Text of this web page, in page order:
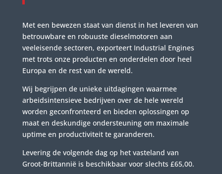
Met een bewezen staat van dienst in het leveren van
betrouwbare en robuuste dieselmotoren aan
veeleisende sectoren, exporteert Industrial Engines
met trots onze producten en onderdelen door heel
Europa en de rest van de wereld.
Wij begrijpen de unieke uitdagingen waarmee
arbeidsintensieve bedrijven over de hele wereld
worden geconfronteerd en bieden oplossingen op
maat en deskundige ondersteuning om maximale
uptime en productiviteit te garanderen.
Levering de volgende dag op het vasteland van
Groot-Brittannië is beschikbaar voor slechts £65,00.